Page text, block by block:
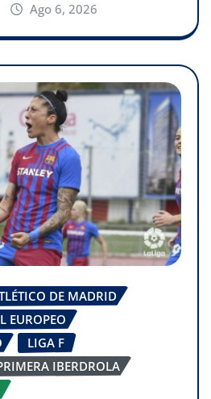
Ago 6, 2026
DE MADRID
EUROPEO
LIGA F
IBERDROLA